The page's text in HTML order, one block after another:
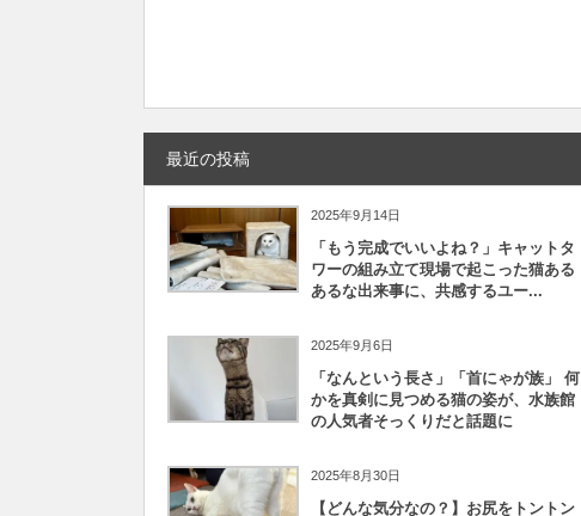
最近の投稿
2025年9月14日
「もう完成でいいよね？」キャットタ
ワーの組み立て現場で起こった猫ある
あるな出来事に、共感するユー...
2025年9月6日
「なんという長さ」「首にゃが族」 何
かを真剣に見つめる猫の姿が、水族館
の人気者そっくりだと話題に
2025年8月30日
【どんな気分なの？】お尻をトントン